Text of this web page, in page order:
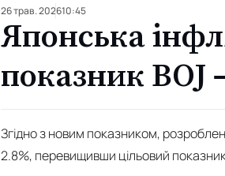
26 трав. 202610:45
Японська
показник BOJ
Згідно з новим показником,
2.8%, перевищивши цільовий